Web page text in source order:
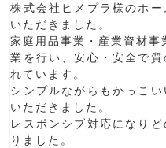
株式会社ヒメプラ様のホ
いただきました。
家庭用品事業・産業資材
業を行い、安心・安全で
れています。
シンプルながらもかっこ
いただきました。
レスポンシブ対応になり
りました。